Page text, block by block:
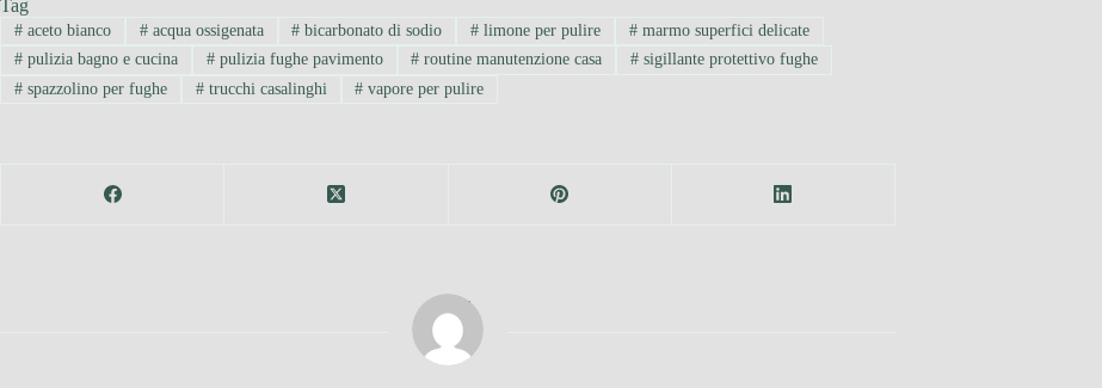
Tag
#aceto bianco #acqua ossigenata # bicarbonato di sodio # limone per pulire # marmo superfici delicate
#pulizia bagno e cucina #pulizia fughe pavimento # routine manutenzione casa # sigillante protettivo fughe
#spazzolino per fughe #trucchi casalinghi # vapore per pulire